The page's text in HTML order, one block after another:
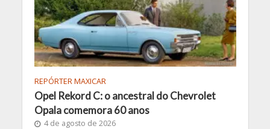
REPÓRTER MAXICAR
Opel Rekord C: o ancestral do Chevrolet
Opala comemora 60 anos
4 de agosto de 2026